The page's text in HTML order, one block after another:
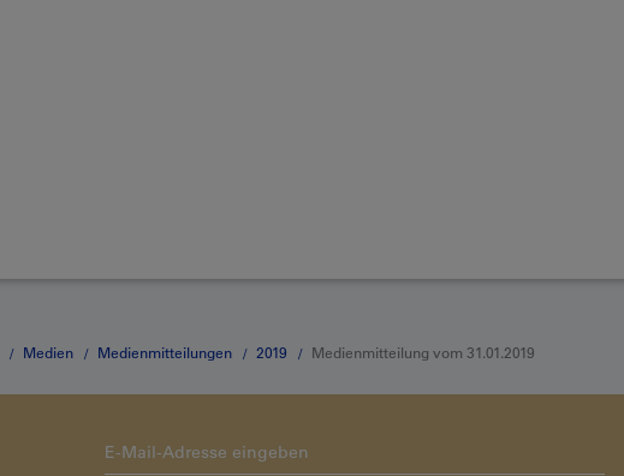
Medien Medienmitteilungen 2019 Medienmitteilung vom 31.01.2019